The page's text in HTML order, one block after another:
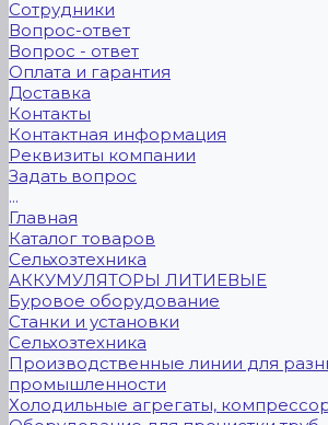
Сотрудники
Вопрос-ответ
Вопрос - ответ
Оплата и гарантия
Доставка
Контакты
Контактная информация
Реквизиты компании
Задать вопрос
...
Главная
Каталог товаров
Сельхозтехника
АККУМУЛЯТОРЫ ЛИТИЕВЫЕ
Буровое оборудование
Станки и установки
Сельхозтехника
Производственные линии для
промышленности
Холодильные агрегаты,